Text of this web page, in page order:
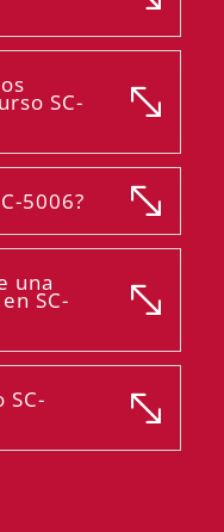
SC-
5006?
una
SC-